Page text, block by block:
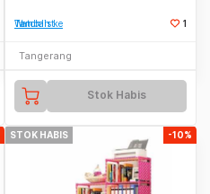
Tambah ke Watchlist 1
Tangerang
Stok Habis
STOK HABIS -10%